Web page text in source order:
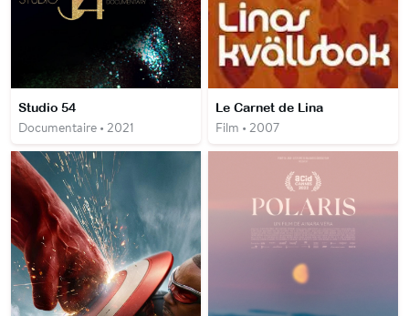
Studio 54
Documentaire • 2021
Le Carnet de Lina
Film • 2007